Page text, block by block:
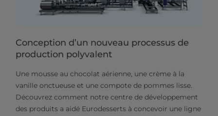
Conception d’un nouveau processus de
production polyvalent
Une mousse au chocolat aérienne, une crème à la
vanille onctueuse et une compote de pommes lisse.
Découvrez comment notre centre de développement
des produits a aidé Eurodesserts à concevoir une ligne